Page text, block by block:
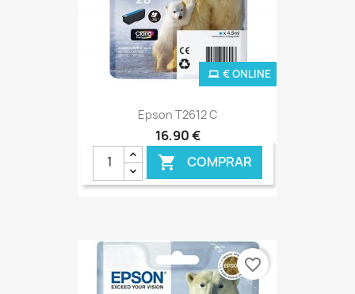
Epson T2612 C
16,90 €
 COMPRAR
€ ONLINE
favorite_border